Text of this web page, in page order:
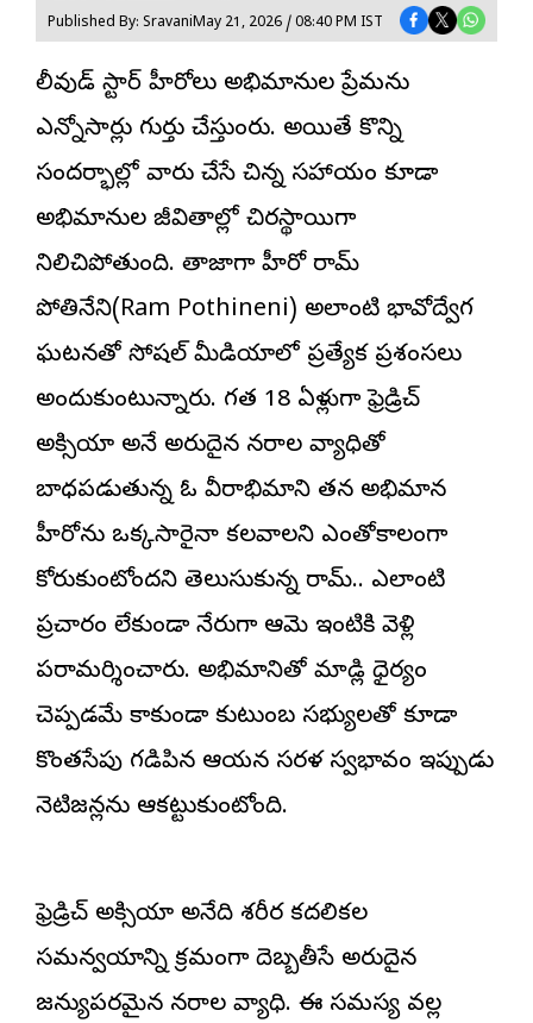
Published By: SravaniMay 21, 2026 / 08:40 PM IST
టాలీవుడ్ స్టార్ హీరోలు అభిమానుల ప్రేమను
ఎన్నోసార్లు గుర్తు చేస్తుంటారు. అయితే కొన్ని
సందర్భాల్లో వారు చేసే చిన్న సహాయం కూడా
అభిమానుల జీవితాల్లో చిరస్థాయిగా
నిలిచిపోతుంది. తాజాగా హీరో రామ్
పోతినేని(Ram Pothineni) అలాంటి భావోద్వేగ
ఘటనతో సోషల్ మీడియాలో ప్రత్యేక ప్రశంసలు
అందుకుంటున్నారు. గత 18 ఏళ్లుగా ఫ్రెడ్రిచ్
అటాక్సియా అనే అరుదైన నరాల వ్యాధితో
బాధపడుతున్న ఓ వీరాభిమాని తన అభిమాన
హీరోను ఒక్కసారైనా కలవాలని ఎంతోకాలంగా
కోరుకుంటోందని తెలుసుకున్న రామ్.. ఎలాంటి
ప్రచారం లేకుండా నేరుగా ఆమె ఇంటికి వెళ్లి
పరామర్శించారు. అభిమానితో మాట్లాడి ధైర్యం
చెప్పడమే కాకుండా కుటుంబ సభ్యులతో కూడా
కొంతసేపు గడిపిన ఆయన సరళ స్వభావం ఇప్పుడు
నెటిజన్లను ఆకట్టుకుంటోంది.
ఫ్రెడ్రిచ్ అటాక్సియా అనేది శరీర కదలికల
సమన్వయాన్ని క్రమంగా దెబ్బతీసే అరుదైన
జన్యుపరమైన నరాల వ్యాధి. ఈ సమస్య వల్ల